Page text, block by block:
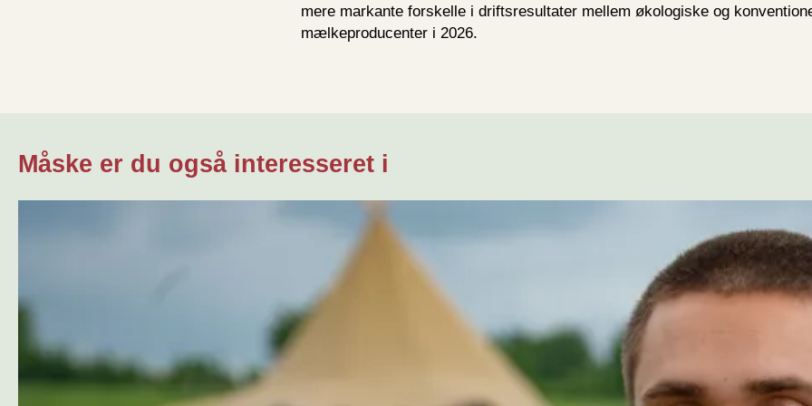
mere markante forskelle i driftsresultater mellem økologiske og
mælkeproducenter i 2026.
Måske er du også interesseret i